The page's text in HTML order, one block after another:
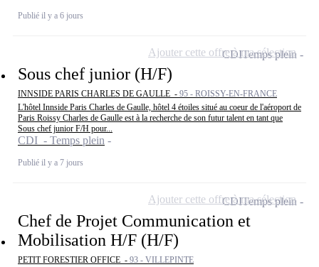
Publié il y a 6 jours
Sous chef junior (H/F)
INNSIDE PARIS CHARLES DE GAULLE - 95 - ROISSY-EN-FRANCE
L'hôtel Innside Paris Charles de Gaulle, hôtel 4 étoiles situé au coeur de l'aéroport de
Paris Roissy Charles de Gaulle est à la recherche de son futur talent en tant que
Sous chef junior F/H pour...
CDI - Temps plein
Publié il y a 7 jours
CDITemps plein
Ajouter cette offre à ma sélection
Chef de Projet Communication et
Mobilisation H/F (H/F)
PETIT FORESTIER OFFICE - 93 - VILLEPINTE
CDITemps plein
Ajouter cette offre à ma sélection